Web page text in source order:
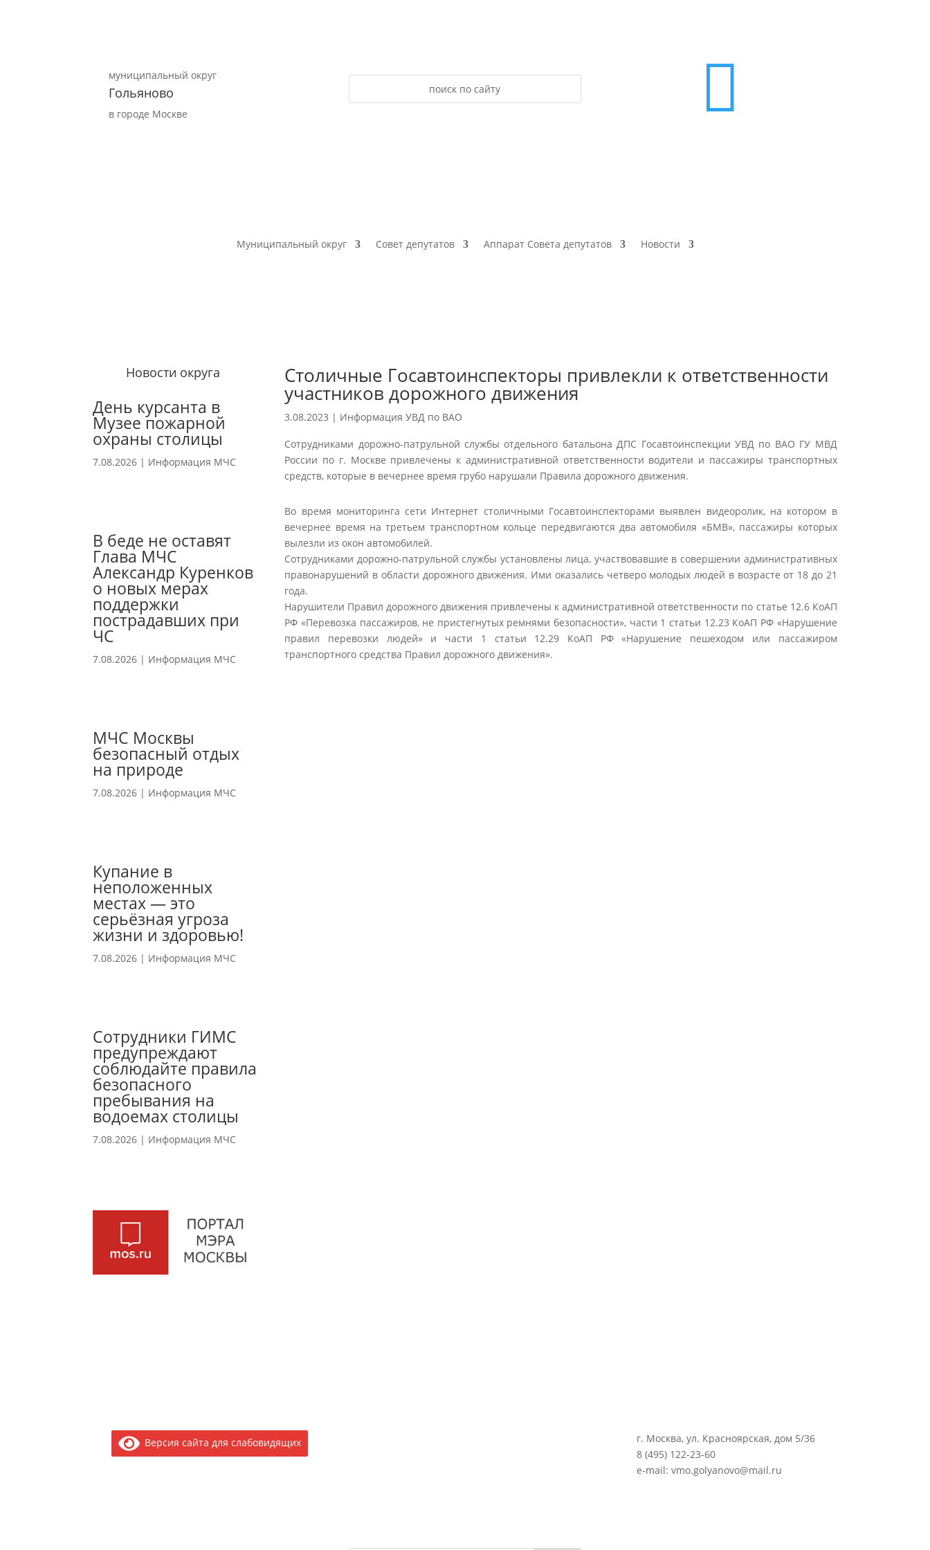
муниципальный округ
Гольяново
в городе Москве 
Муниципальный округ Совет депутатов Аппарат Совета депутатов Новости
Новости округа
День курсанта в
Музее пожарной
охраны столицы
7.08.2026 | Информация МЧС
В беде не оставят
Глава МЧС
Александр Куренков
о новых мерах
поддержки
пострадавших при
ЧС
7.08.2026 | Информация МЧС
МЧС Москвы
безопасный отдых
на природе
7.08.2026 | Информация МЧС
Купание в
неположенных
местах — это
серьёзная угроза
жизни и здоровью!
7.08.2026 | Информация МЧС
Сотрудники ГИМС
предупреждают
соблюдайте правила
безопасного
пребывания на
водоемах столицы
7.08.2026 | Информация МЧС
Столичные Госавтоинспекторы привлекли к ответственности
участников дорожного движения
3.08.2023 | Информация УВД по ВАО
Сотрудниками дорожно-патрульной службы отдельного батальона ДПС Госавтоинспекции УВД по ВАО ГУ МВД
России по г. Москве привлечены к административной ответственности водители и пассажиры транспортных
средств, которые в вечернее время грубо нарушали Правила дорожного движения.
Во время мониторинга сети Интернет столичными Госавтоинспекторами выявлен видеоролик, на котором в
вечернее время на третьем транспортном кольце передвигаются два автомобиля «БМВ», пассажиры которых
вылезли из окон автомобилей.
Сотрудниками дорожно-патрульной службы установлены лица, участвовавшие в совершении административных
правонарушений в области дорожного движения. Ими оказались четверо молодых людей в возрасте от 18 до 21
года.
Нарушители Правил дорожного движения привлечены к административной ответственности по статье 12.6 КоАП
РФ «Перевозка пассажиров, не пристегнутых ремнями безопасности», части 1 статьи 12.23 КоАП РФ «Нарушение
правил перевозки людей» и части 1 статьи 12.29 КоАП РФ «Нарушение пешеходом или пассажиром
транспортного средства Правил дорожного движения».
Версия сайта для слабовидящих
г. Москва, ул. Красноярская, дом 5/36
8 (495) 122-23-60
e-mail: vmo.golyanovo@mail.ru